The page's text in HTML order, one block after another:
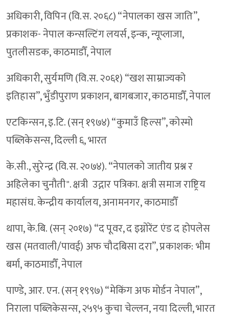
अधिकारी, विपिन (वि.स. २०६८) “नेपालका खस जाति”,
प्रकाशक- नेपाल कन्सल्टिंग लयर्स, इन्क, न्यूप्लाजा,
पुतलीसडक, काठमाडौँ, नेपाल
अधिकारी, सुर्यमणि (वि.स. २०६१) “खश साम्राज्यको
इतिहास”, भुँडीपुराण प्रकाशन, बागबजार, काठमाडौँ, नेपाल
एटकिन्सन, इ.टि. (सन् १९७४) “कुमाउँ हिल्स”, कोस्मो
पब्लिकेसन्स, दिल्ली ६, भारत
के.सी., सुरेन्द्र (वि.स. २०७४). “नेपालको जातीय प्रश्न र
अहिलेका चुनौती". क्षत्री उद्गार पत्रिका. क्षत्री समाज राष्ट्रिय
महासंघ. केन्द्रीय कार्यालय, अनामनगर, काठमाडौँ
थापा, के.बि. (सन् २०१७) “द पूवर, द इग्नोरेंट एंड द होपलेस
खस (मतवाली/पावई) अफ चौदबिसा दरा”, प्रकाशक: भीम
बर्मा, काठमाडौँ, नेपाल
पाण्डे, आर. एन. (सन् १९९७) “मेकिंग अफ मोर्डन नेपाल”,
निराला पब्लिकेसन्स, २५९५ कुचा चेल्लन, नया दिल्ली, भारत